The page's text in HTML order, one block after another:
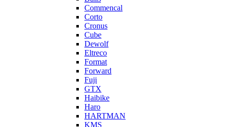
Commencal
Corto
Cronus
Cube
Dewolf
Eltreco
Format
Forward
Fuji
GTX
Haibike
Haro
HARTMAN
KMS